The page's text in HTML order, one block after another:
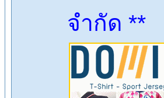
จำกัด **